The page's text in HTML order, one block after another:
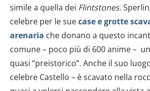
simile a quella dei Flintstones.
celebre per le suecase e grotte
arenaria che donano a questo
comune – poco più di 600 anime –
quasi “preistorico”. Anche il suo
celebre Castello – è scavato nella